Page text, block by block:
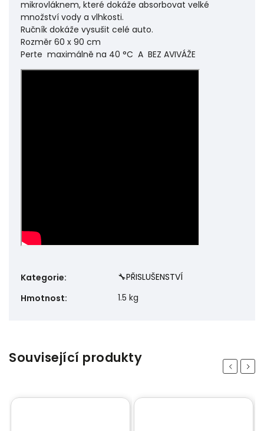
mikrovláknem, které dokáže absorbovat velké
množství vody a vlhkosti.
Ručník dokáže vysušit celé auto.
Rozměr 60 x 90 cm
Perte maximálně na 40 °C A BEZ AVIVÁŽE
Kategorie:
🔧PŘISLUŠENSTVÍ
Hmotnost: 1.5 kg
Související produkty Previous
Next